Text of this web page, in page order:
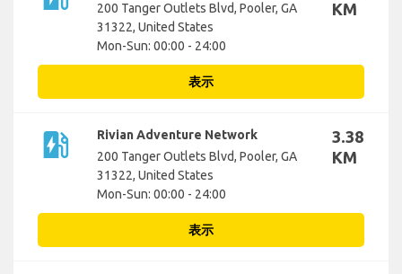
200 Tanger Outlets Blvd, Pooler, GA
31322, United States
Mon-Sun: 00:00 - 24:00
KM
表示
ev_station
Rivian Adventure Network
200 Tanger Outlets Blvd, Pooler, GA
31322, United States
Mon-Sun: 00:00 - 24:00
3.38
KM
表示